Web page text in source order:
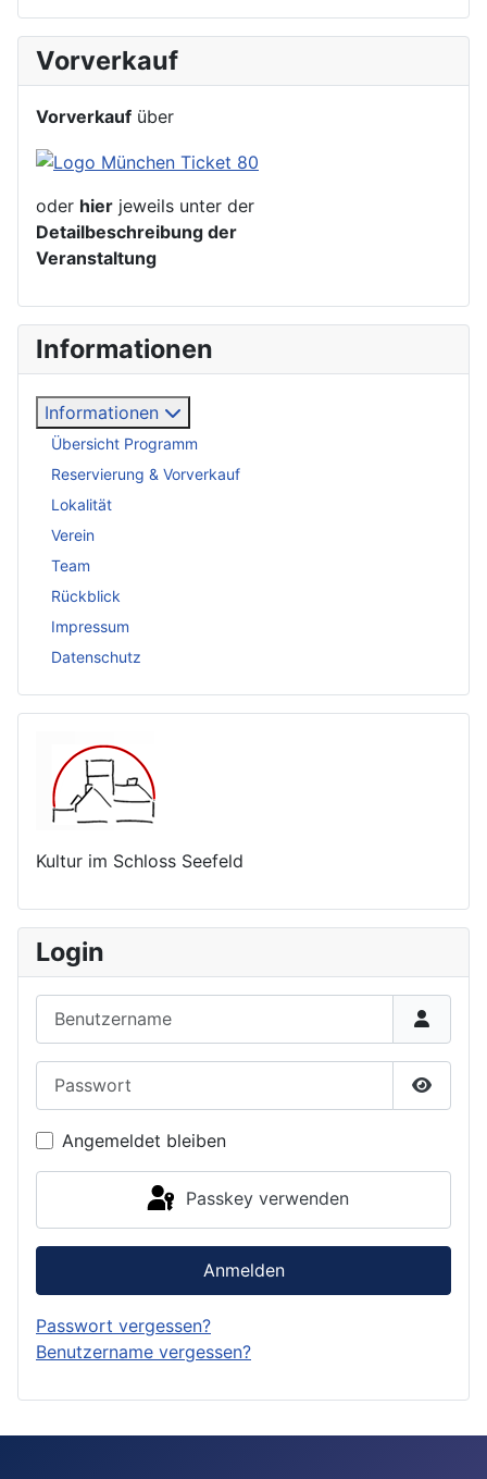
Vorverkauf
Vorverkauf über
oder hier jeweils unter der
Detailbeschreibung der
Veranstaltung
Informationen
Informationen
Übersicht Programm
Reservierung & Vorverkauf
Lokalität
Verein
Team
Rückblick
Impressum
Datenschutz
Kultur im Schloss Seefeld
Login
Angemeldet bleiben
Passkey verwenden
Anmelden
Passwort vergessen?
Benutzername vergessen?